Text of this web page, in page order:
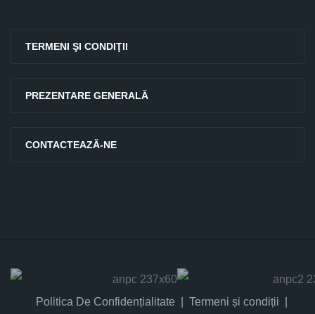
TERMENI ŞI CONDIŢII
PREZENTARE GENERALĂ
CONTACTEAZĂ-NE
Politica De Confidențialitate Termeni și condiții